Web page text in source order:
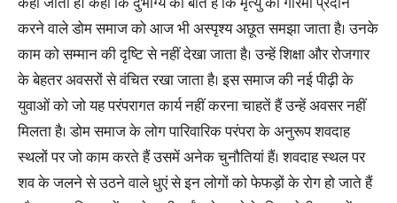
करने वाले डोम समाज को आज भी अस्पृश्य अछूत समझा जाता है। उनके
काम को सम्मान की दृष्टि से नहीं देखा जाता है। उन्हें शिक्षा और रोजगार
के बेहतर अवसरों से वंचित रखा जाता है। इस समाज की नई पीढ़ी के
युवाओं को जो यह परंपरागत कार्य नहीं करना चाहतें हैं उन्हें अवसर नहीं
मिलता है। डोम समाज के लोग पारिवारिक परंपरा के अनुरूप शवदाह
स्थलों पर जो काम करते हैं उसमें अनेक चुनौतियां हैं। शवदाह स्थल पर
शव के जलने से उठने वाले धुएं से इन लोगों को फेफड़ों के रोग हो जाते हैं